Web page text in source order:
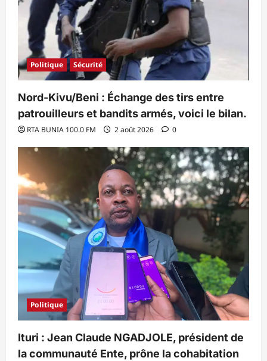
Politique Sécurité
Nord-Kivu/Beni : Échange des tirs entre
patrouilleurs et bandits armés, voici le bilan.
RTA BUNIA 100.0 FM 2 août 2026 0
Politique
Ituri : Jean Claude NGADJOLE, président de
la communauté Ente, prône la cohabitation